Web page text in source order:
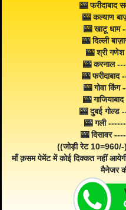
🎰 फरीदाबाद
🎰 कल्याण
🎰 खाटू धाम
🎰 दिल्ली
🎰 श्री
🎰 करनाल
🎰
🎰 गोवा
🎰
🎰 दुबई
🎰 गली
🎰 दिसावर
((जोड़ी रेट
माँ क़सम पेमेंट में कोई दिक्कत नहीं
मैनेजर